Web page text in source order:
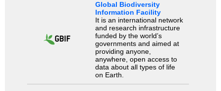
Global Biodiversity
Information Facility
It is an international network
and research infrastructure
funded by the world’s
governments and aimed at
providing anyone,
anywhere, open access to
data about all types of life
on Earth.